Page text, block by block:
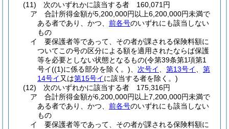
(11)
次のいずれかに該当する者 160,071円
ア
合計所得金額が5,200,000円以上6,200,000円未満で
ある者であり、かつ、 前各号のいずれにも該当しない
もの
イ
要保護者等であって、その者が課される保険料額に
ついてこの号の区分による額を適用されたならば保護
等を必要としない状態となるもの(令第39条第1項第1
号イ((1)に係る部分を除く。) 次号イ 第13号イ
第
14号イ 又は第15号イに該当する者を除く。)
(12)
次のいずれかに該当する者 175,316円
ア
合計所得金額が6,200,000円以上7,200,000円未満で
ある者であり、かつ、 前各号のいずれにも該当しない
もの
イ
要保護者等であって、その者が課される保険料額に